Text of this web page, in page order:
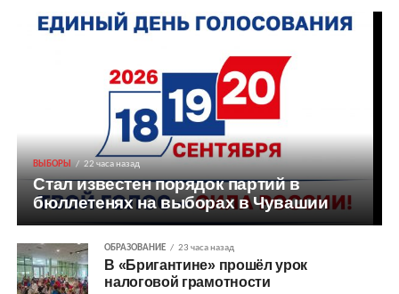
ВЫБОРЫ 22 часа назад
Стал известен порядок партий в
бюллетенях на выборах в Чувашии
ОБРАЗОВАНИЕ 23 часа назад
В «Бригантине» прошёл урок
налоговой грамотности